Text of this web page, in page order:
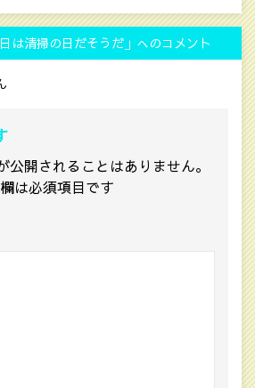
は清掃の日だそうだ」へのコメント
公開されることはありません。
は必須項目です